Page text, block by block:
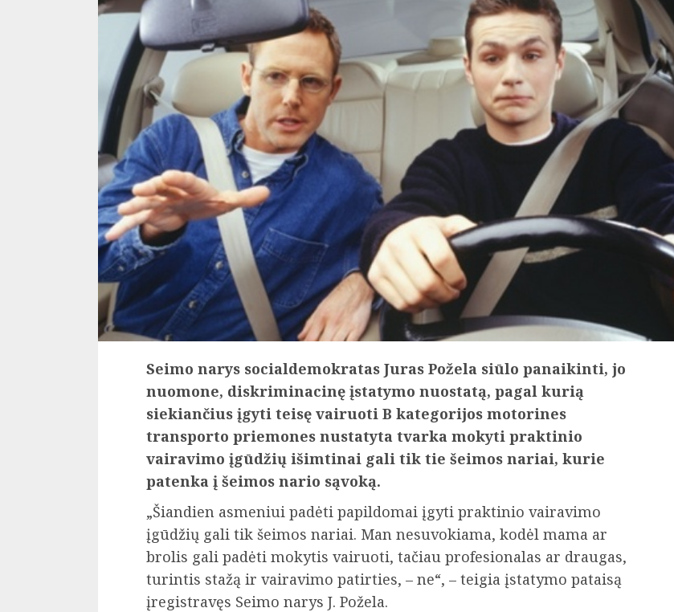
Seimo narys socialdemokratas Juras Požela siūlo panaikinti, jo
nuomone, diskriminacinę įstatymo nuostatą, pagal kurią
siekiančius įgyti teisę vairuoti B kategorijos motorines
transporto priemones nustatyta tvarka mokyti praktinio
vairavimo įgūdžių išimtinai gali tik tie šeimos nariai, kurie
patenka į šeimos nario sąvoką.
„Šiandien asmeniui padėti papildomai įgyti praktinio vairavimo
įgūdžių gali tik šeimos nariai. Man nesuvokiama, kodėl mama ar
brolis gali padėti mokytis vairuoti, tačiau profesionalas ar draugas,
turintis stažą ir vairavimo patirties, – ne“, – teigia įstatymo pataisą
įregistravęs Seimo narys J. Požela.